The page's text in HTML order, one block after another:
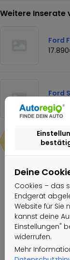
Deine
Cookies – das
Endgerät
Website für Sie
kannst deine
Einstellungen"
widerrufen.
Mehr
Weitere Inserate
Ford
Ford